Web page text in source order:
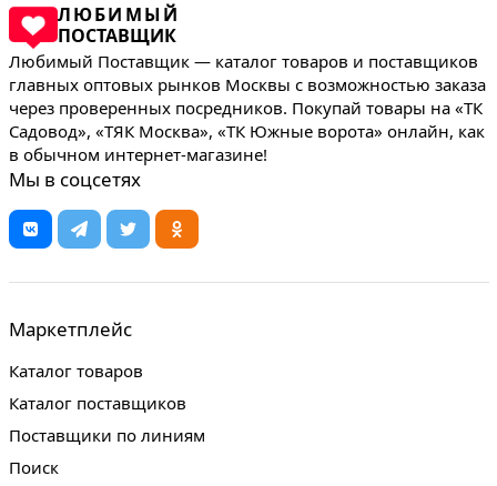
ЛЮБИМЫЙ
ПОСТАВЩИК
Любимый Поставщик — каталог товаров и поставщиков
главных оптовых рынков Москвы с возможностью заказа
через проверенных посредников. Покупай товары на «ТК
Садовод», «ТЯК Москва», «ТК Южные ворота» онлайн, как
в обычном интернет-магазине!
Мы в соцсетях
Маркетплейс
Каталог товаров
Каталог поставщиков
Поставщики по линиям
Поиск